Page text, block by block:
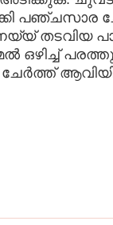
പഞ്ചസാര
തടവിയ
ഒഴിച്ച്
ചേര്‍ത്ത്